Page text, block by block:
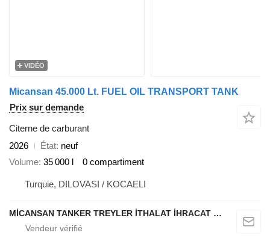
VIDÉO
Micansan 45.000 Lt. FUEL OIL TRANSPORT TANK
Prix sur demande
Citerne de carburant
2026
État neuf
Volume 35 000 l 0 compartiment
Turquie, DILOVASI / KOCAELI
MİCANSAN TANKER TREYLER İTHALAT İHRACAT SAN.TİC.LTD.ŞTİ.